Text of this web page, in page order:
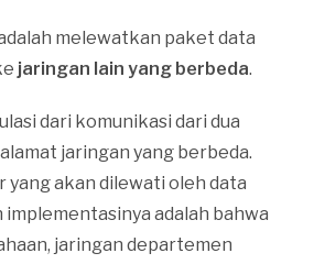
melewatkan paket data
jaringan lain yang berbeda.
dari komunikasi dari dua
jaringan yang berbeda.
yang akan dilewati oleh data
implementasinya adalah bahwa
jaringan departemen